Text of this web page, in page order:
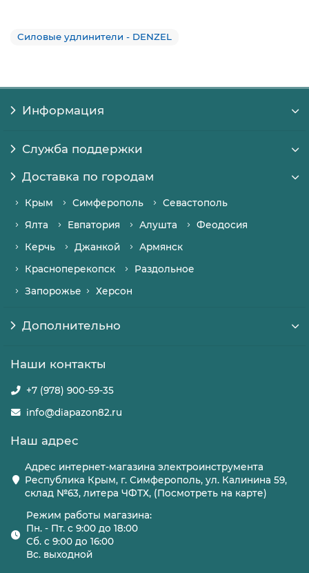
Силовые удлинители - DENZEL
Информация
Служба поддержки
Доставка по городам
Крым Симферополь
Севастополь
Ялта
Евпатория Алушта
Феодосия
Керчь
Джанкой
Армянск
Красноперекопск
Раздольное
Запорожье
Херсон
Дополнительно
Наши контакты
+7 (978) 900-59-35
info@diapazon82.ru
Наш адрес
Адрес интернет-магазина электроинструмента
Республика Крым, г. Симферополь, ул. Калинина 59,
склад №63, литера ЧФТХ, (Посмотреть на карте)
Режим работы магазина:
Пн. - Пт. с 9:00 до 18:00
Сб. с 9:00 до 16:00
Вс. выходной